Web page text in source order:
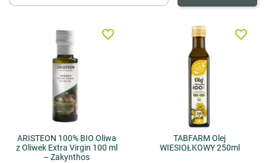
ARISTEON 100% BIO Oliwa
z Oliwek Extra Virgin 100 ml
– Zakynthos
favorite_border
TABFARM Olej
WIESIOŁKOWY 250ml
favorite_border